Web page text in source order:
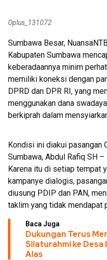
Oplus_131072
Sumbawa Besar,
Kabupaten Sumbawa
keberadaannya minim
memiliki koneksi dengan
DPRD dan DPR RI, yang
menggunakan dana
berkiprah dalam
Kondisi ini diakui pasangan
Sumbawa, Abdul Rafiq SH –
Karena itu di setiap tempat
kampanye dialogis,
diusung PDIP dan PAN,
taklim yang tidak mendapat
Baca Juga
Dukungan Terus
Silaturahmi ke Desa
Alas